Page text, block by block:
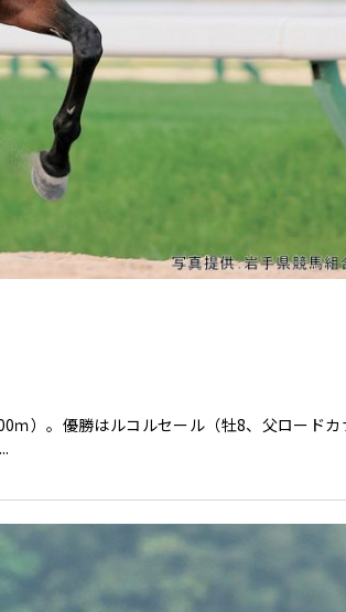
）。優勝はルコルセール（牡8、父ロードカ